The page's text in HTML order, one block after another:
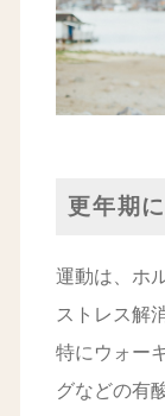
更年期
運動は、ホ
ストレス解
特にウォー
グなどの有